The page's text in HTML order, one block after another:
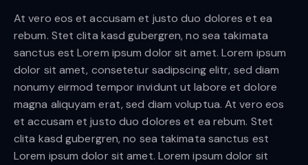
At vero eos et accusam et justo duo dolores et ea
rebum. Stet clita kasd gubergren, no sea takimata
sanctus est Lorem ipsum dolor sit amet. Lorem ipsum
dolor sit amet, consetetur sadipscing elitr, sed diam
nonumy eirmod tempor invidunt ut labore et dolore
magna aliquyam erat, sed diam voluptua. At vero eos
et accusam et justo duo dolores et ea rebum. Stet
clita kasd gubergren, no sea takimata sanctus est
Lorem ipsum dolor sit amet. Lorem ipsum dolor sit